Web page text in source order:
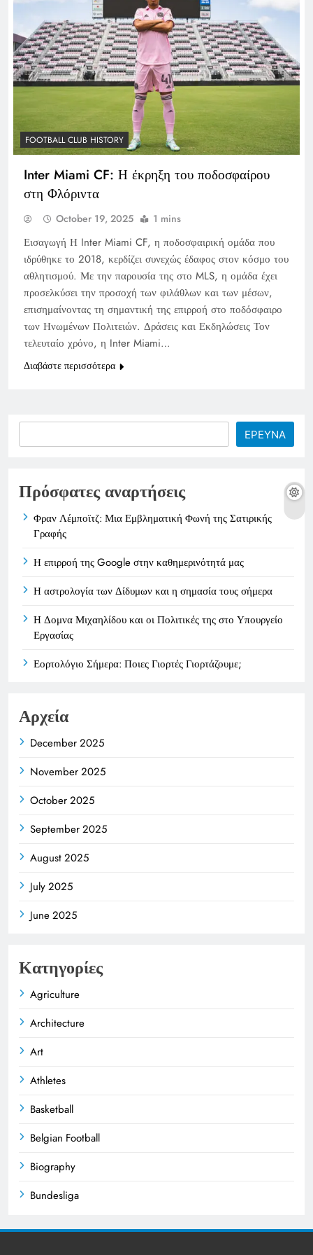
FOOTBALL CLUB HISTORY
Inter Miami CF: Η έκρηξη του ποδοσφαίρου
στη Φλόριντα
October 19, 2025 1 mins
Εισαγωγή Η Inter Miami CF, η ποδοσφαιρική ομάδα που
ιδρύθηκε το 2018, κερδίζει συνεχώς έδαφος στον κόσμο του
αθλητισμού. Με την παρουσία της στο MLS, η ομάδα έχει
προσελκύσει την προσοχή των φιλάθλων και των μέσων,
επισημαίνοντας τη σημαντική της επιρροή στο ποδόσφαιρο
των Ηνωμένων Πολιτειών. Δράσεις και Εκδηλώσεις Τον
τελευταίο χρόνο, η Inter Miami…
Διαβάστε περισσότερα
ΕΡΕΥΝΑ
Πρόσφατες αναρτήσεις
Φραν Λέμποϊτζ: Μια Εμβληματική Φωνή της Σατιρικής
Γραφής
Η επιρροή της Google στην καθημερινότητά μας
Η αστρολογία των Δίδυμων και η σημασία τους σήμερα
Η Δομνα Μιχαηλίδου και οι Πολιτικές της στο Υπουργείο
Εργασίας
Εορτολόγιο Σήμερα: Ποιες Γιορτές Γιορτάζουμε;
Αρχεία
December 2025
November 2025
October 2025
September 2025
August 2025
July 2025
June 2025
Κατηγορίες
Agriculture
Architecture
Art
Athletes
Basketball
Belgian Football
Biography
Bundesliga